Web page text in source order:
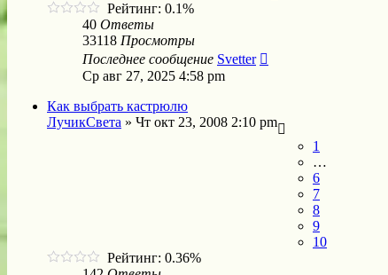
Рейтинг: 0.1%
40 Ответы
33118 Просмотры
Последнее сообщение Svetter
Ср авг 27, 2025 4:58 pm
Как выбрать кастрюлю
ЛучикСвета » Чт окт 23, 2008 2:10 pm
1
…
6
7
8
9
10
Рейтинг: 0.36%